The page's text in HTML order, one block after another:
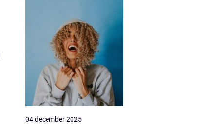
04 december 2025